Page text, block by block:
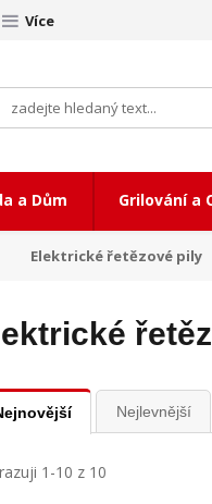
Více
a Dům Grilování a
Elektrické řetězové pily
Nejlevnější
1-10 z 10